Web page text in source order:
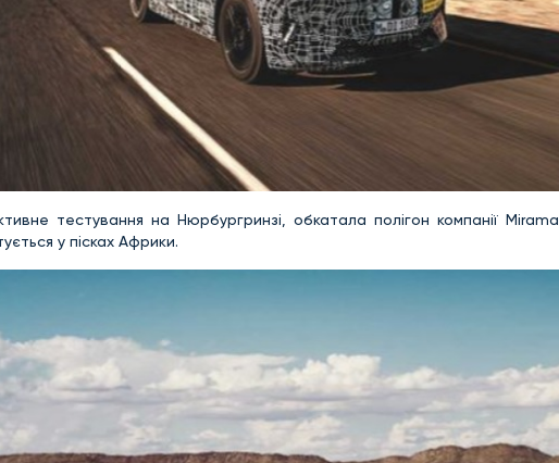
тестування на Нюрбургринзі, обкатала полігон компанії
у пісках Африки.